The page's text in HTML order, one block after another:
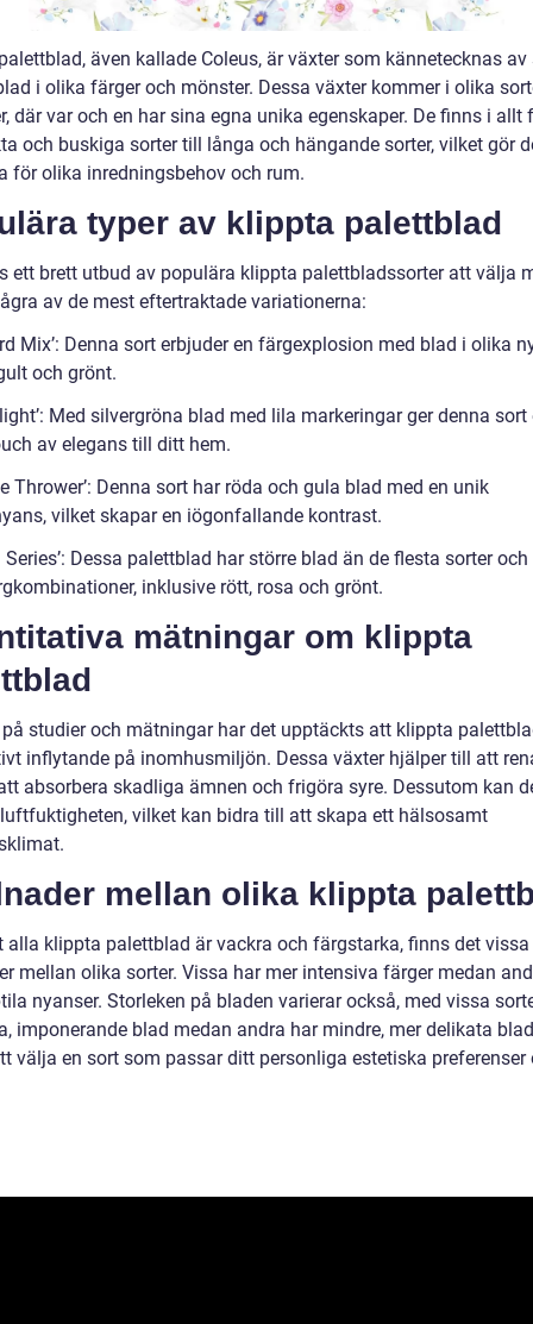
även kallade Coleus, är växter som kännetecknas av
i olika färger och mönster. Dessa växter kommer i olika
där var och en har sina egna unika egenskaper. De finns i allt
och buskiga sorter till långa och hängande sorter, vilket gör
för olika inredningsbehov och rum.
typer av klippta palettblad
ett brett utbud av populära klippta palettbladssorter att välja
av de mest eftertraktade variationerna:
Mix’: Denna sort erbjuder en färgexplosion med blad i olika
och grönt.
Med silvergröna blad med lila markeringar ger denna sort
av elegans till ditt hem.
Thrower’: Denna sort har röda och gula blad med en unik
vilket skapar en iögonfallande kontrast.
Series’: Dessa palettblad har större blad än de flesta sorter
inklusive rött, rosa och grönt.
mätningar om klippta
studier och mätningar har det upptäckts att klippta
inflytande på inomhusmiljön. Dessa växter hjälper till att
absorbera skadliga ämnen och frigöra syre. Dessutom kan
vilket kan bidra till att skapa ett hälsosamt
mellan olika klippta
alla klippta palettblad är vackra och färgstarka, finns det vissa
mellan olika sorter. Vissa har mer intensiva färger medan
nyanser. Storleken på bladen varierar också, med vissa
imponerande blad medan andra har mindre, mer delikata
välja en sort som passar ditt personliga estetiska preferenser